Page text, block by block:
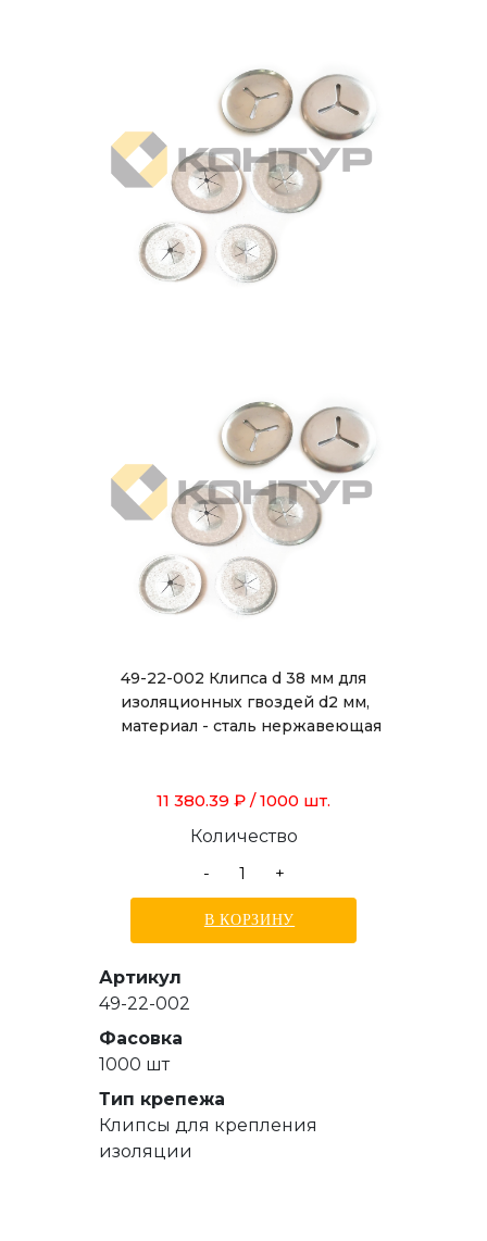
49-22-002 Клипса d 38 мм для
изоляционных гвоздей d2 мм,
материал - сталь нержавеющая
11 380.39 ₽ / 1000 шт.
Количество
-
+
В КОРЗИНУ
Артикул
49-22-002
Фасовка
1000 шт
Тип крепежа
Клипсы для крепления
изоляции